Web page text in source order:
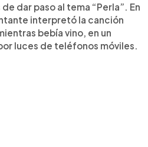
dar paso al tema “Perla”. En
interpretó la canción
bebía vino, en un
luces de teléfonos móviles.